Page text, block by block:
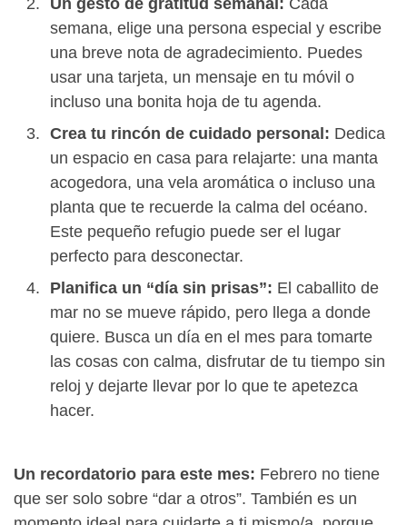
Un gesto de gratitud semanal: Cada
semana, elige una persona especial y escribe
una breve nota de agradecimiento. Puedes
usar una tarjeta, un mensaje en tu móvil o
incluso una bonita hoja de tu agenda.
Crea tu rincón de cuidado personal: Dedica
un espacio en casa para relajarte: una manta
acogedora, una vela aromática o incluso una
planta que te recuerde la calma del océano.
Este pequeño refugio puede ser el lugar
perfecto para desconectar.
Planifica un “día sin prisas”: El caballito de
mar no se mueve rápido, pero llega a donde
quiere. Busca un día en el mes para tomarte
las cosas con calma, disfrutar de tu tiempo sin
reloj y dejarte llevar por lo que te apetezca
hacer.
Un recordatorio para este mes: Febrero no tiene
que ser solo sobre “dar a otros”. También es un